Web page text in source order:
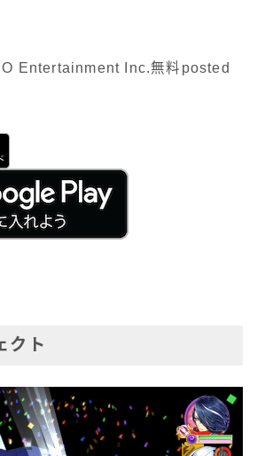
Entertainment Inc.無料 posted
クト